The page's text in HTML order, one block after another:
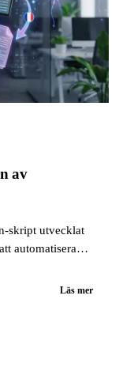
av
skript utvecklat
automatisera
Läs mer